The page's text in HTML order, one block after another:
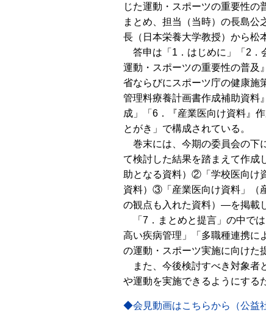
じた運動・スポーツの重要性の
まとめ、担当（当時）の長島公
長（日本栄養大学教授）から松
答申は「1．はじめに」「2．
運動・スポーツの重要性の普及
省ならびにスポーツ庁の健康施
管理料療養計画書作成補助資料
成」「6．『産業医向け資料』
とがき」で構成されている。
巻末には、今期の委員会の下
て検討した結果を踏まえて作成
助となる資料）②「学校医向け
資料）③「産業医向け資料」（
の観点も入れた資料）―を掲載
「7．まとめと提言」の中で
高い疾病管理」「多職種連携に
の運動・スポーツ実施に向けた
また、今後検討すべき対象者
や運動を実施できるようにする
◆会見動画はこちらから（公益